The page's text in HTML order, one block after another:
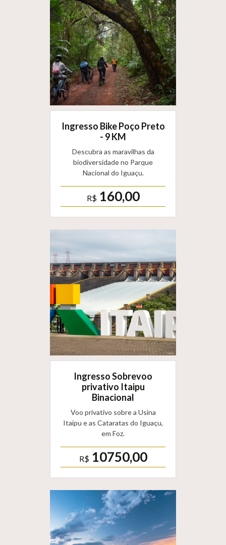
Ingresso Bike Poço Preto
- 9 KM
Descubra as maravilhas da
biodiversidade no Parque
Nacional do Iguaçu.
R$160,00
Ingresso Sobrevoo
privativo Itaipu
Binacional
Voo privativo sobre a Usina
Itaipu e as Cataratas do Iguaçu,
em Foz.
R$10750,00